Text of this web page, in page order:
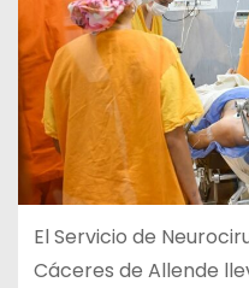
El Servicio de
Cáceres de Allende